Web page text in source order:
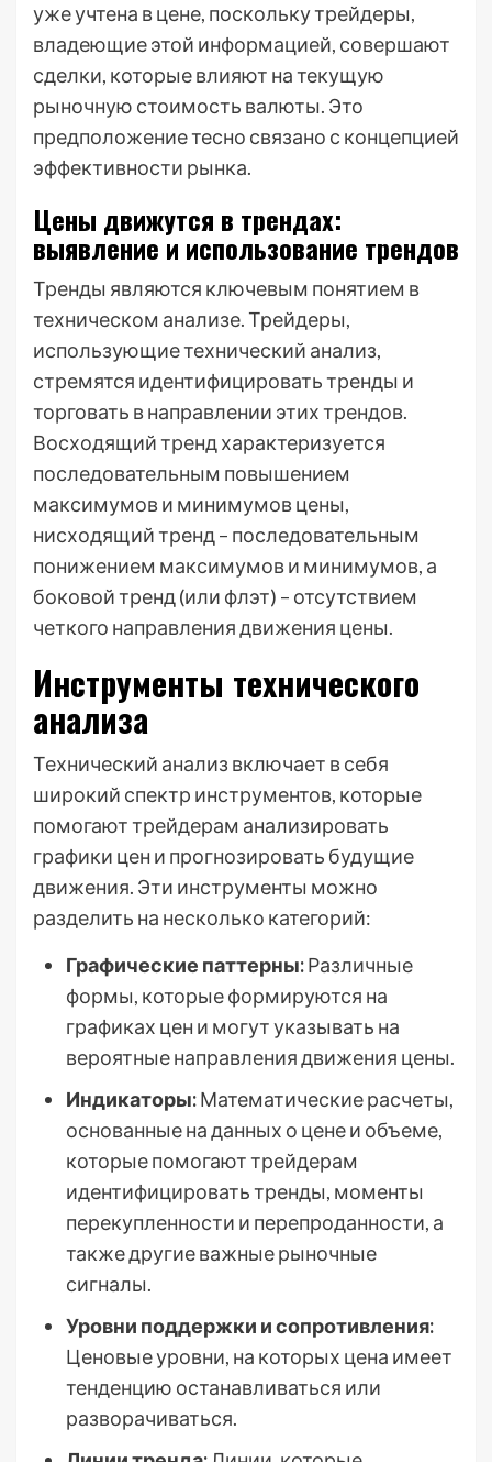
уже учтена в цене, поскольку трейдеры,
владеющие этой информацией, совершают
сделки, которые влияют на текущую
рыночную стоимость валюты. Это
предположение тесно связано с концепцией
эффективности рынка.
Цены движутся в трендах:
выявление и использование трендов
Тренды являются ключевым понятием в
техническом анализе. Трейдеры,
использующие технический анализ,
стремятся идентифицировать тренды и
торговать в направлении этих трендов.
Восходящий тренд характеризуется
последовательным повышением
максимумов и минимумов цены,
нисходящий тренд – последовательным
понижением максимумов и минимумов, а
боковой тренд (или флэт) – отсутствием
четкого направления движения цены.
Инструменты технического
анализа
Технический анализ включает в себя
широкий спектр инструментов, которые
помогают трейдерам анализировать
графики цен и прогнозировать будущие
движения. Эти инструменты можно
разделить на несколько категорий:
Графические паттерны:Различные
формы, которые формируются на
графиках цен и могут указывать на
вероятные направления движения цены.
Индикаторы:Математические расчеты,
основанные на данных о цене и объеме,
которые помогают трейдерам
идентифицировать тренды, моменты
перекупленности и перепроданности, а
также другие важные рыночные
сигналы.
Уровни поддержки и сопротивления:
Ценовые уровни, на которых цена имеет
тенденцию останавливаться или
разворачиваться.